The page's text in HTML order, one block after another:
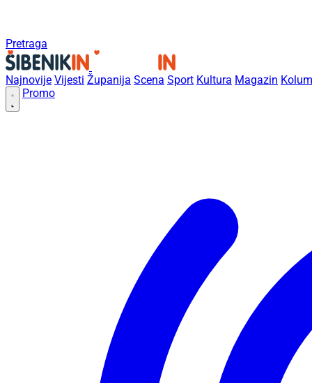
Pretraga
Najnovije Vijesti Županija Scena Sport Kultura Magazin
Promo